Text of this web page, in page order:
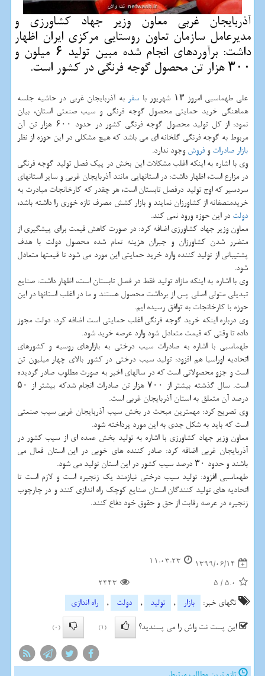
آذربایجان غربی معاون وزیر جهاد كشاورزی و
مدیرعامل سازمان تعاون روستایی مركزی ایران اظهار
داشت: برآوردهای انجام شده مبین تولید ۶ میلون و
۳۰۰ هزار تن محصول گوجه فرنگی در كشور است.
علی طهماسبی امروز ۱۳ شهریور با سفر به آذربایجان غربی در حاشیه جلسه
هماهنگی خرید حمایتی محصول گوجه فرنگی و سیب صنعتی استان، بیان
نمود: از کل تولید محصول گوجه فرنگی کشور در حدود ۶۰۰ هزار تن آن
مربوط به گوجه فرنگی گلخانه ای می باشد که هیچ مشکلی در این حوزه از نظر
بازار صادراتو فروشوجود ندارد.
وی با اشاره به اینکه اغلب مشکلات این بخش در پیک فصل تولید گوجه فرنگی
در مزارع است، اظهار داشت: در استانهایی مانند آذربایجان غربی و سایر استانهای
سردسیر که اوج تولید درفصل تابستان است، هر چقدر که کارخانجات مبادرت به
خریدمنصفانه از کشاورزان نمایند و بازار کشش مصرف تازه خوری را داشته باشد،
دولت در این حوزه ورود نمی کند.
معاون وزیر جهاد کشاورزی اضافه کرد: در صورت کاهش قیمت برای پیشگیری از
متضرر شدن کشاورزان و جبران هزینه تمام شده محصول دولت با هدف
پشتیبانی از تولید کننده وارد خرید حمایتی این مورد می شود تا قیمتها متعادل
شود.
وی با اشاره به اینکه مازاد تولید فقط در فصل تابستان است، اظهار داشت: صنایع
تبدیلی متولی اصلی پس از برداشت محصول هستند و ما در اغلب استانها در این
حوزه با کارخانجات به توافق رسیده ایم.
وی درباره اینکه خرید گوجه فرنگی اغلب حمایتی است اضافه کرد: دولت مجوز
داده تا وقتی که قیمت متعادل شود وارد عرصه خرید شود.
طهماسبی با اشاره به صادرات سیب درختی به بازارهای روسیه و کشورهای
اتحادیه اوراسیا هم افزود: تولید سیب درختی در کشور بالای چهار میلیون تن
است و جزو محصولاتی است که در سالهای اخیر به صورت مطلوب صادر گردیده
است. سال گذشته بیشتر از ۷۰۰ هزار تن صادرات انجام شدکه بیشتر از ۵۰
درصد آن متعلق به استان آذربایجان غربی است.
وی تصریح کرد: مهمترین مبحث در بخش سیب آذربایجان غربی سیب صنعتی
است که باید به شکل جدی به این مورد پرداخته شود.
معاون وزیر جهاد کشاورزی با اشاره به تولید بخش عمده ای از سیب کشور در
آذربایجان غربی اضافه کرد: صادر کننده های خوبی در این استان فعال می
باشند و حدود ۳۰ درصد سیب کشور در این استان تولید می شود.
طهماسبی افزود: تولید سیب درختی نیازمند یک زنجیره است و لازم است تا
اتحادیه های تولید کنندگان استان صنایع کوچک راه اندازی کنند و در چارچوب
زنجیره در عرصه رقابت از حق و حقوق خود دفاع کنند.
1399/06/14
11:03:23
5.0
/
5
2443
تگهای خبر:
بازار , تولید , دولت ,
راه اندازی
این پست نت واش را می پسندید؟
(1)
(0)